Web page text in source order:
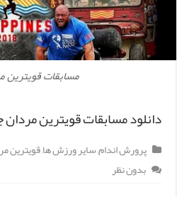
مسابقات قویترین
دانلود مسابقات قویترین مردان
پرورش اندام,سایر ورزش ها,قویترین
بدون نظر